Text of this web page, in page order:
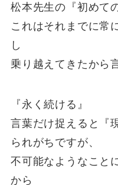
松本先生の『初めて
これはそれまでに常
し
乗り越えてきたから
『永く続ける』
言葉だけ捉えると『
られがちですが、
不可能なようなこと
から